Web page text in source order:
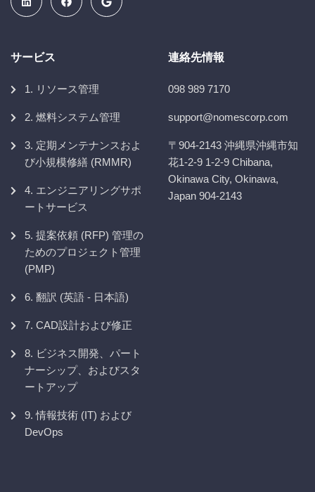
サービス
1. リソース管理
2. 燃料システム管理
3. 定期メンテナンスおよ
び小規模修繕 (RMMR)
4. エンジニアリングサポ
ートサービス
5. 提案依頼 (RFP) 管理の
ためのプロジェクト管理
(PMP)
6. 翻訳 (英語 - 日本語)
7. CAD設計および修正
8. ビジネス開発、パート
ナーシップ、およびスタ
ートアップ
9. 情報技術 (IT) および
DevOps
連絡先情報
098 989 7170
support@nomescorp.com
〒904-2143 沖縄県沖縄市知
花1-2-9 1-2-9 Chibana,
Okinawa City, Okinawa,
Japan 904-2143